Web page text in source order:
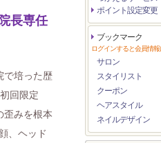
長専任
で培った歴
回限定
歪みを根本
、ヘッド
ポイント設定変更
ブックマーク
ログインすると会員情
サロン
スタイリスト
クーポン
ヘアスタイル
ネイルデザイン